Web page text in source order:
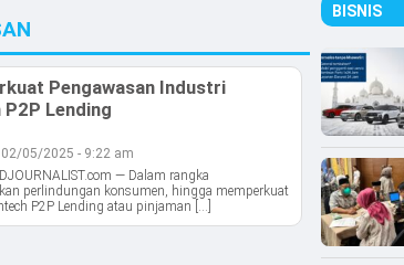
Pengawasan Industri
Lending
02/05/2025 - 9:22 am
— Dalam rangka
perlindungan konsumen, hingga memperkuat
P2P Lending atau pinjaman […]
BISNIS